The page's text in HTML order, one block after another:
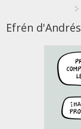
Efrén d'Andrés